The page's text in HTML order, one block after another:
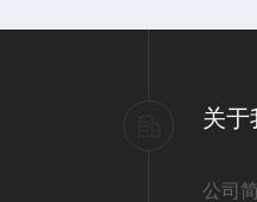
关于
公司